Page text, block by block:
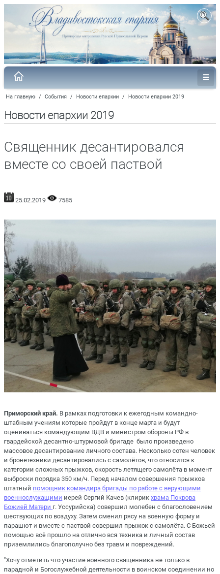
На главную / События / Новости епархии / Новости епархии 2019
Новости епархии 2019
Священник десантировался
вместе со своей паствой
25.02.2019 7585
Приморский край. В рамках подготовки к ежегодным командно-
штабным учениям которые пройдут в конце марта и будут
оцениваться командующим ВДВ и министром обороны РФ в
гвардейской десантно-штурмовой бригаде было произведено
массовое десантирование личного состава. Несколько сотен человек
и бронетехники десантировались с самолётов, что относится к
категории сложных прыжков, скорость летящего самолёта в момент
выброски порядка 350 км/ч. Перед началом совершения прыжков
штатный помощник командира бригады по работе с верующими
военнослужащими иерей Сергий Качев (клирик храма Покрова
Божией Матери г. Уссурийска) совершил молебен с благословением
шествующих по воздуху. Затем сменил рясу на военную форму и
парашют и вместе с паствой совершил прыжок с самолёта. С Божьей
помощью всё прошло на отлично вся техника и личный состав
приземлились благополучно без травм и повреждений.
"Хочу отметить что участие военного священника не только в
парадной и Богослужебной деятельности в воинском соединении но